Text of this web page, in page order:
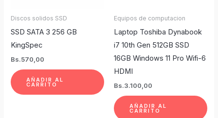
Discos solidos SSD
SSD SATA 3 256 GB
KingSpec
Bs.570,00
AÑADIR AL
CARRITO
Equipos de computacion
Laptop Toshiba Dynabook
i7 10th Gen 512GB SSD
16GB Windows 11 Pro Wifi-6
HDMI
Bs.3.100,00
AÑADIR AL
CARRITO